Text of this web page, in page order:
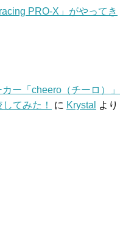
PRO-X」がやってき
ー「cheero（チーロ）」
てみた！
に Krystal より